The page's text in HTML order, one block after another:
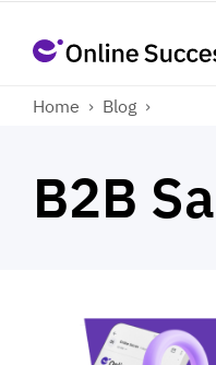
Home › Blog ›
B2B